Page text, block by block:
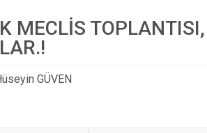
MECLİS
GÜVEN